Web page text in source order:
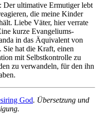
ultimative Ermutiger lebt
die meine Kinder
Liebe Väter, hier verrate
kurze Evangeliums-
in das Äquivalent von
hat die Kraft, einen
mit Selbstkontrolle zu
zu verwandeln, für den ihn
God. Übersetzung und